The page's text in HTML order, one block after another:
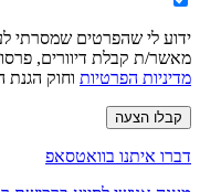
ידוע לי שהפרטים שמסרתי
מאשר/ת קבלת דיוורים,
מדיניות הפרטיות וחוק הגנת
קבלו הצעה
דברו איתנו בוואטסאפ